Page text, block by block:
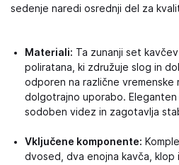
sedenje naredi osrednji del za
Materiali: Ta zunanji set
poliratana, ki združuje slog in
odporen na različne vremenske
dolgotrajno uporabo.
sodoben videz in zagotavlja
Vključene komponente:
dvosed, dva enojna kavča, klop